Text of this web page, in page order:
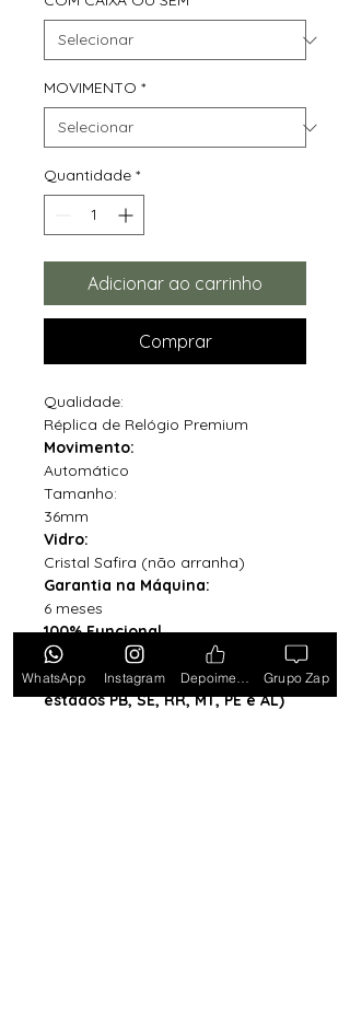
MOVIMENTO *
Quantidade *
Adicionar ao carrinho
Comprar
Qualidade:
Réplica de Relógio Premium
Movimento:
Automático
Tamanho:
36mm
Vidro:
Cristal Safira (não arranha)
Garantia na Máquina:
6 meses
100% Funcional
Acompanha Caixa Simples com
Almofada (exceto para os
estados PB, SE, RR, MT, PE e AL)
WhatsApp Instagram Grupo Zap